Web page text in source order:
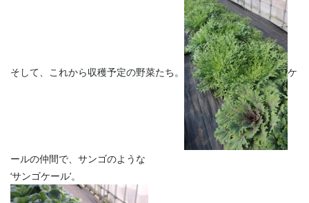
そして、これから収穫予定の野菜たち。 ケ
ールの仲間で、サンゴのような
‘サンゴケール’。